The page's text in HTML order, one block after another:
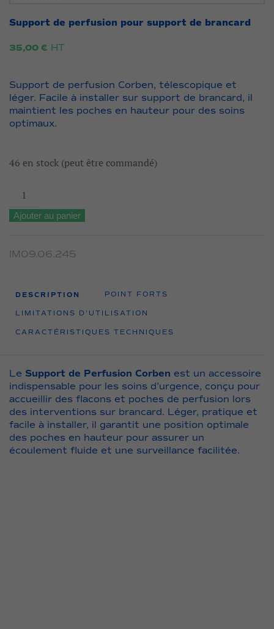
Support de perfusion pour support de brancard
35,00 € HT
Support de perfusion Corben, télescopique et
léger. Facile à installer sur support de brancard, il
maintient les poches en hauteur pour des soins
optimaux.
46 en stock (peut être commandé)
quantité
de
Support
perfusion
de
brancard
Ajouter au panier
IM09.06.245
DESCRIPTION POINT FORTS
LIMITATIONS D’UTILISATION
CARACTÉRISTIQUES TECHNIQUES
Le Support de Perfusion Corben est un accessoire
indispensable pour les soins d’urgence, conçu pour
accueillir des flacons et poches de perfusion lors
des interventions sur brancard. Léger, pratique et
facile à installer, il garantit une position optimale
des poches en hauteur pour assurer un
écoulement fluide et une surveillance facilitée.